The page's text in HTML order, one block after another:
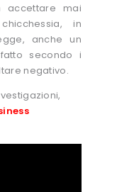
accettare mai
in
anche un
secondo i
negativo.